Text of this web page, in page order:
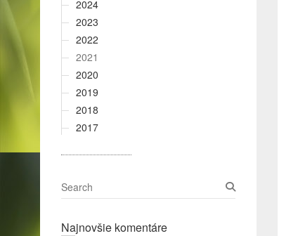
2024
2023
2022
2021
2020
2019
2018
2017
S
e
rNajnovšie komentáre